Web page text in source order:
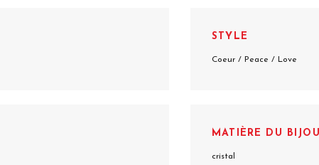
STYLE
Coeur / Peace / Love
MATIÈRE DU BIJOU
cristal